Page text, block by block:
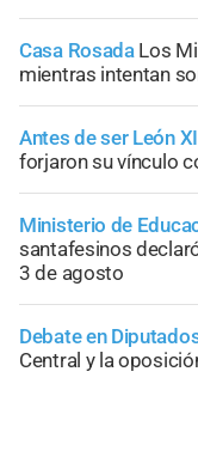
Casa Rosada Los
mientras intentan
Antes de ser León
forjaron su vínculo
Ministerio de
santafesinos
3 de agosto
Debate en
Central y la